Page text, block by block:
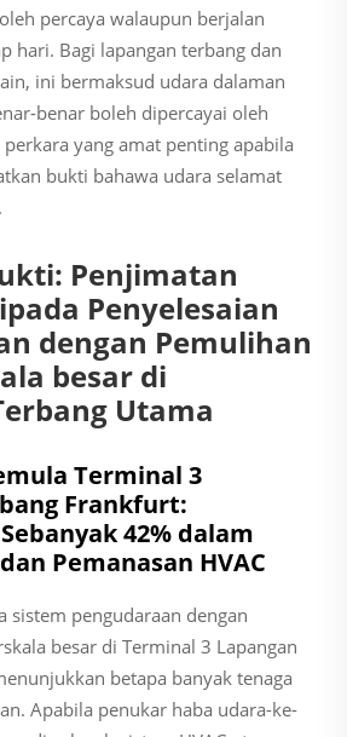
percaya walaupun berjalan
hari. Bagi lapangan terbang dan
ini bermaksud udara dalaman
benar boleh dipercayai oleh
yang amat penting apabila
bukti bahawa udara selamat
Penjimatan
Penyelesaian
dengan Pemulihan
besar di
Utama
Terminal 3
Frankfurt:
42% dalam
Pemanasan HVAC
sistem pengudaraan dengan
besar di Terminal 3 Lapangan
betapa banyak tenaga
Apabila penukar haba udara-ke-